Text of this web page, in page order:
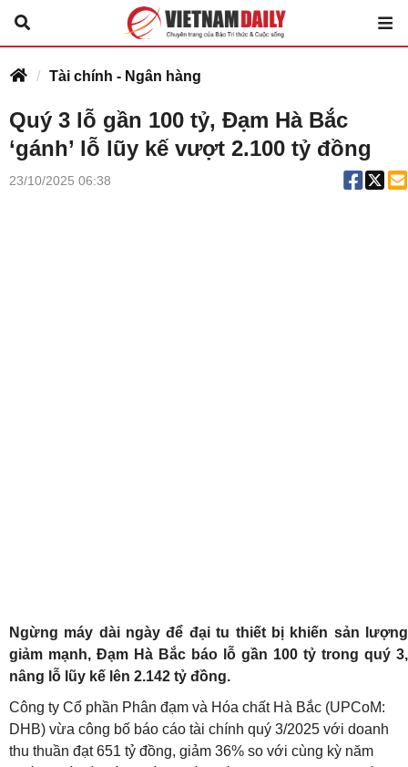
Tài chính - Ngân hàng
Quý 3 lỗ gần 100 tỷ, Đạm Hà Bắc
‘gánh’ lỗ lũy kế vượt 2.100 tỷ đồng
23/10/2025 06:38
Ngừng máy dài ngày để đại tu thiết bị khiến sản lượng
giảm mạnh, Đạm Hà Bắc báo lỗ gần 100 tỷ trong quý 3,
nâng lỗ lũy kế lên 2.142 tỷ đồng.
Công ty Cổ phần Phân đạm và Hóa chất Hà Bắc (UPCoM:
DHB) vừa công bố báo cáo tài chính quý 3/2025 với doanh
thu thuần đạt 651 tỷ đồng, giảm 36% so với cùng kỳ năm